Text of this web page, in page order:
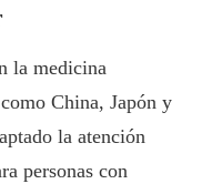
la medicina
China, Japón y
la atención
personas con